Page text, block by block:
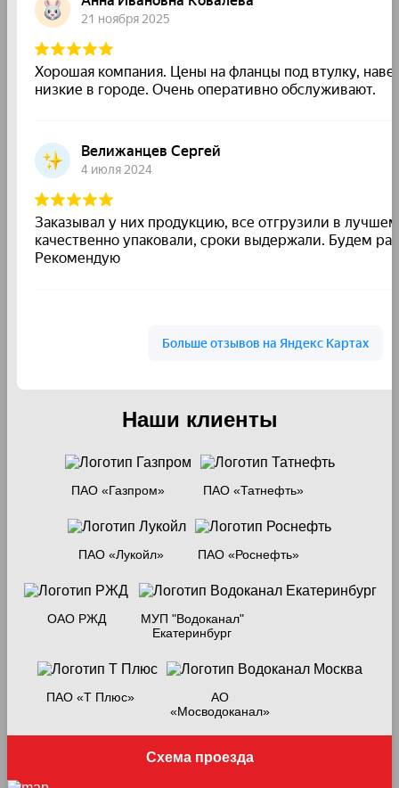
Наши клиенты
ПАО «Газпром» ПАО «Татнефть»
ПАО «Лукойл» ПАО «Роснефть»
ОАО РЖД
МУП "Водоканал"
Екатеринбург
ПАО «Т Плюс»
АО
«Мосводоканал»
Схема проезда